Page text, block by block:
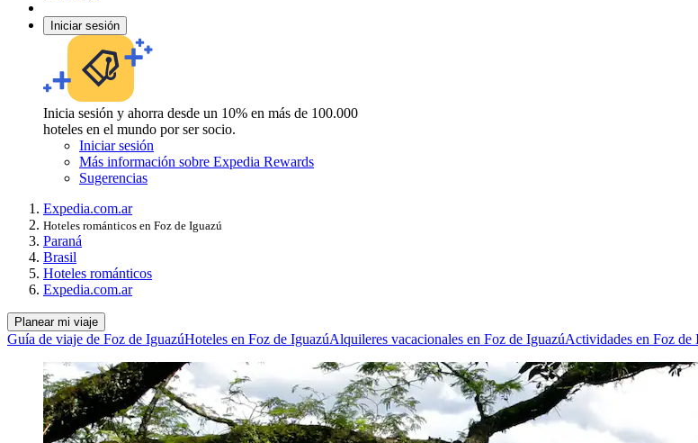
Iniciar sesión
Inicia sesión y ahorra desde un 10% en más de 100.000
hoteles en el mundo por ser socio.
Iniciar sesión
Más información sobre Expedia Rewards
Sugerencias
Expedia.com.ar
Hoteles románticos en Foz de Iguazú
Paraná
Brasil
Hoteles románticos
Expedia.com.ar
Planear mi viaje
Guía de viaje de Foz de IguazúHoteles en Foz de IguazúAlquileres vacacionales en Foz de IguazúActividades en Foz de